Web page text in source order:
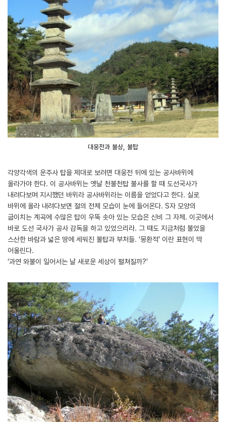
대웅전과 불상, 불탑
각양각색의 운주사 탑을 제대로 보려면 대웅전 뒤에 있는 공사바위에
올라가야 한다. 이 공사바위는 옛날 천불천탑 불사를 할 때 도선국사가
내려다보며 지시했던 바위라 공사바위라는 이름을 얻었다고 한다. 실로
바위에 올라 내려다보면 절의 전체 모습이 눈에 들어온다. S자 모양의
굽이치는 계곡에 수많은 탑이 우뚝 솟아 있는 모습은 신비 그 자체. 이곳에서
바로 도선 국사가 공사 감독을 하고 있었으리라. 그 때도 지금처럼 불었을
스산한 바람과 넓은 땅에 세워진 불탑과 부처들. ‘몽환적’ 이란 표현이 딱
어울린다.
‘과연 와불이 일어서는 날 새로운 세상이 펼쳐질까?’